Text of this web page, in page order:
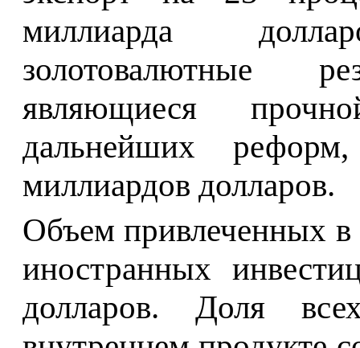
миллиарда
золотовалютные
являющиеся
дальнейших
миллиардов долларов.
Объем привлеченных
иностранных
долларов. Доля